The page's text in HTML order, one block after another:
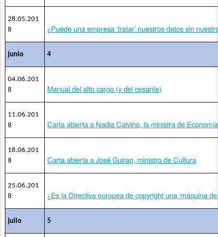
28.05.201
8
¿Puede una empresa ‘tratar’ nuestros datos sin
junio 4
04.06.201
8
Manual del alto cargo (y del cesante)
11.06.201
8
Carta abierta a Nadia Calviño, la ministra de Economía
18.06.201
8
Carta abierta a José Guirao, ministro de Cultura
25.06.201
8
¿Es la Directiva europea de copyright una ‘máquina de
julio 5